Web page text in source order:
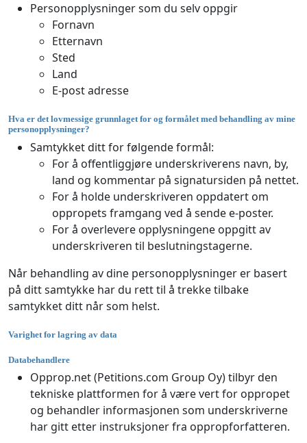
Personopplysninger som du selv oppgir
Fornavn
Etternavn
Sted
Land
E-post adresse
Hva er det lovmessige grunnlaget for og formålet med behandling av mine
personopplysninger?
Samtykket ditt for følgende formål:
For å offentliggjøre underskriverens navn, by,
land og kommentar på signatursiden på nettet.
For å holde underskriveren oppdatert om
oppropets framgang ved å sende e-poster.
For å overlevere opplysningene oppgitt av
underskriveren til beslutningstagerne.
Når behandling av dine personopplysninger er basert
på ditt samtykke har du rett til å trekke tilbake
samtykket ditt når som helst.
Varighet for lagring av data
Databehandlere
Opprop.net (Petitions.com Group Oy) tilbyr den
tekniske plattformen for å være vert for oppropet
og behandler informasjonen som underskriverne
har gitt etter instruksjoner fra oppropforfatteren.